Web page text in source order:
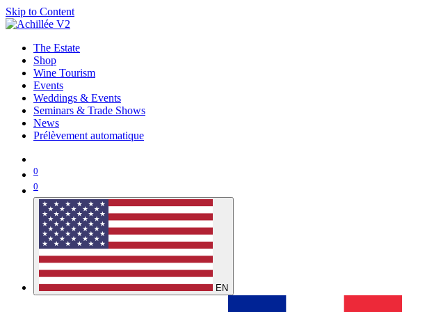
Skip to Content
The Estate
Shop
Wine Tourism
Events
Weddings & Events
Seminars & Trade Shows
News
Prélèvement automatique
0
0
EN